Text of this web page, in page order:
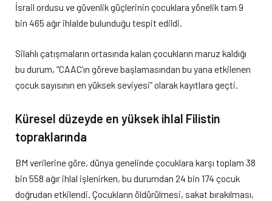
İsrail ordusu ve güvenlik güçlerinin çocuklara yönelik tam 9
bin 465 ağır ihlalde bulunduğu tespit edildi.
Silahlı çatışmaların ortasında kalan çocukların maruz kaldığı
bu durum, “CAAC’ın göreve başlamasından bu yana etkilenen
çocuk sayısının en yüksek seviyesi” olarak kayıtlara geçti.
Küresel düzeyde en yüksek ihlal Filistin
topraklarında
BM verilerine göre, dünya genelinde çocuklara karşı toplam 38
bin 558 ağır ihlal işlenirken, bu durumdan 24 bin 174 çocuk
doğrudan etkilendi. Çocukların öldürülmesi, sakat bırakılması,